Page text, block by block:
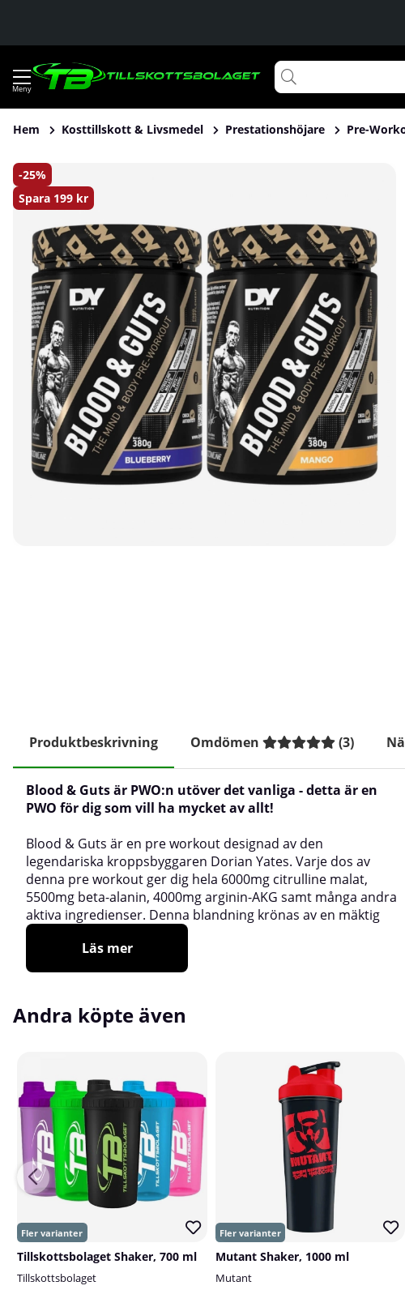
Hem Kosttillskott & Livsmedel Prestationshöjare Pre-
25
Spara 199 kr
Produktbilder 2 x DY Nutrition Blood & Guts, 380 g
Produktbeskrivning Omdömen (3)
Blood & Guts är PWO:n utöver det vanliga - detta är en
PWO för dig som vill ha mycket av allt!
Blood & Guts är en pre workout designad av den
legendariska kroppsbyggaren Dorian Yates. Varje dos av
denna pre workout ger dig hela 6000mg citrulline malat,
5500mg beta-alanin, 4000mg arginin-AKG samt många andra
aktiva ingredienser. Denna blandning krönas av en mäktig
Läs mer
Andra köpte även
Tillskottsbolaget Shaker, 700 ml
Tillskottsbolaget
Mutant Shaker, 1000 ml
Mutant